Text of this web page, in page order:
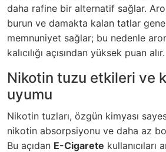
daha rafine bir alternatif sağlar.
burun ve damakta kalan tatlar
memnuniyet sağlar; bu nedenle
kalıcılığı açısından yüksek puan alır.
Nikotin tuzu etkileri ve
uyumu
Nikotin tuzları, özgün kimyası
nikotin absorpsiyonu ve daha az
Bu açıdan E-Cigarete kullanıcıları